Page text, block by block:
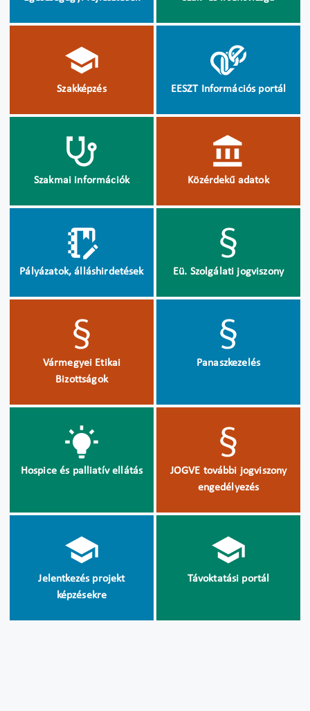
Szakképzés EESZT Információs portál
Szakmai információk Közérdekű adatok
Pályázatok, álláshirdetések Eü. Szolgálati jogviszony
Vármegyei Etikai
Bizottságok
Panaszkezelés
Hospice és palliatív ellátás
JOGVE további jogviszony
engedélyezés
Jelentkezés projekt
képzésekre
Távoktatási portál